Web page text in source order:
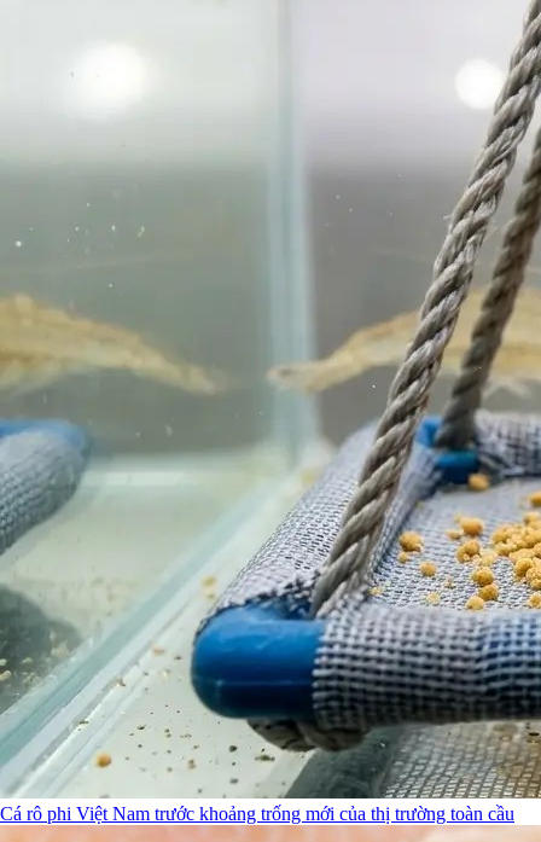
Cá rô phi Việt Nam trước khoảng trống mới của thị trường toàn cầu